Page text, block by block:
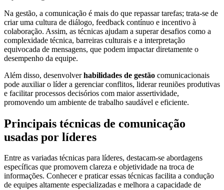
Na gestão, a comunicação é mais do que repassar tarefas; trata-se de
criar uma cultura de diálogo, feedback contínuo e incentivo à
colaboração. Assim, as técnicas ajudam a superar desafios como a
complexidade técnica, barreiras culturais e a interpretação
equivocada de mensagens, que podem impactar diretamente o
desempenho da equipe.
Além disso, desenvolverhabilidades de gestão comunicacionais
pode auxiliar o líder a gerenciar conflitos, liderar reuniões produtivas
e facilitar processos decisórios com maior assertividade,
promovendo um ambiente de trabalho saudável e eficiente.
Principais técnicas de comunicação
usadas por líderes
Entre as variadas técnicas para líderes, destacam-se abordagens
específicas que promovem clareza e objetividade na troca de
informações. Conhecer e praticar essas técnicas facilita a condução
de equipes altamente especializadas e melhora a capacidade de